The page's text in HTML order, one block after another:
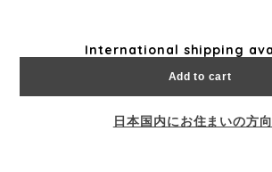
International shipping
Add to cart
日本国内にお住まいの方